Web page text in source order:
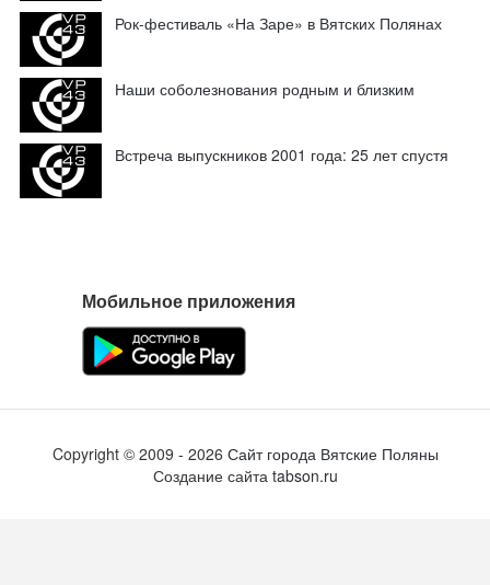
Рок-фестиваль «На Заре» в Вятских Полянах
Наши соболезнования родным и близким
Встреча выпускников 2001 года: 25 лет спустя
Мобильное приложения
Copyright © 2009 - 2026 Сайт города Вятские Поляны
Создание сайта tabson.ru